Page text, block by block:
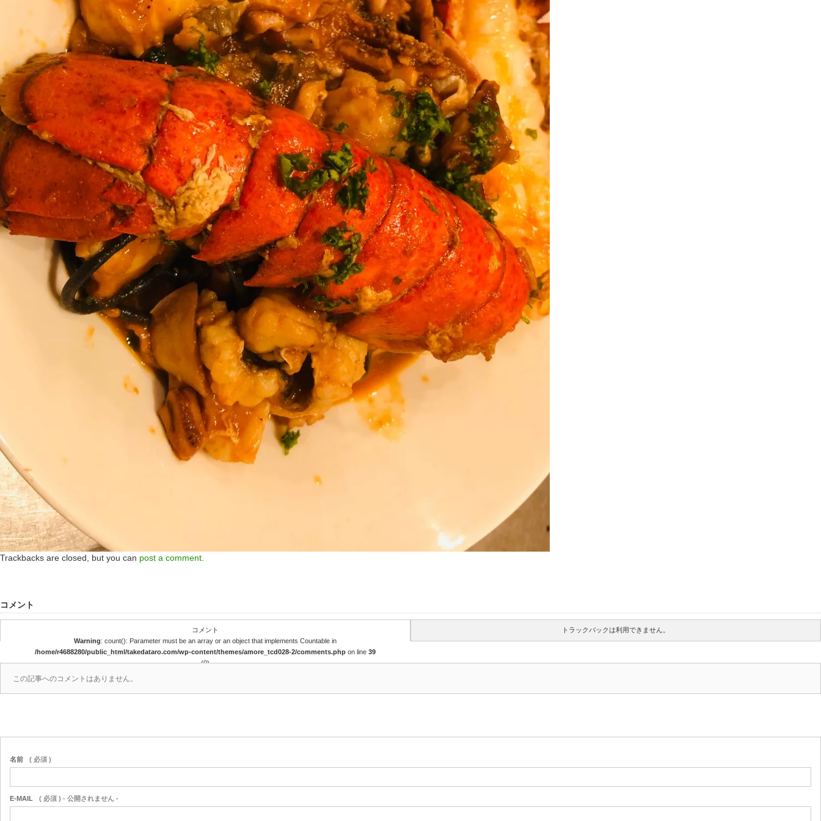
Trackbacks are closed, but you can post a comment
コメント
コメント
Warning: count(): Parameter must be an array or an object that implements Countable in
/home/r4688280/public_html/takedataro.com/wp-content/themes/amore_tcd028-2/comments.php on line 39
(0)
トラックバックは利用できません。
この記事へのコメントはありません。
名前 ( 必須 )
E-MAIL ( 必須 ) - 公開されません -